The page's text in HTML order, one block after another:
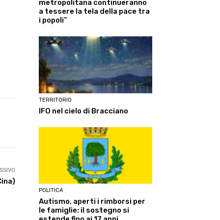
metropolitana continueranno
a tessere la tela della pace tra
i popoli”
TERRITORIO
IFO nel cielo di Bracciano
POLITICA
Autismo, aperti i rimborsi per
le famiglie: il sostegno si